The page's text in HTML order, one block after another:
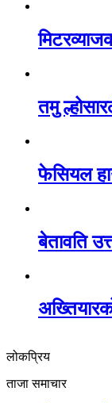
तमु
फेसियल
बेतावति
लोकप्रिय
ताजा समाचार